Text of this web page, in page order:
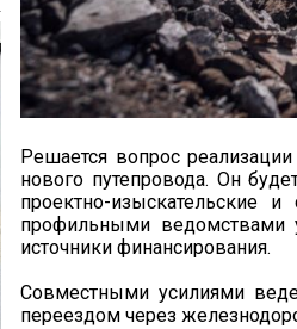
Решается вопрос
нового путепровода. Он
проектно-изыскательские
профильными ведомствами
источники финансирования.
Совместными усилиями
переездом через